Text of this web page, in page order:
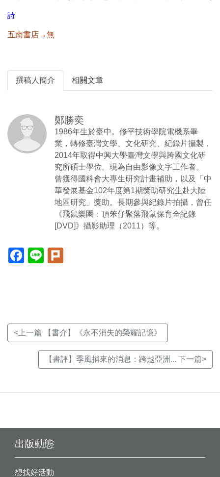
詩
五南書店→無
撰稿人簡介 相關文章
鄭勝奕
1986年生於臺中。修平技術學院電機系畢
業，轉修臺灣文學、文化研究、紀錄片攝製，
2014年取得中興大學臺灣文學與跨國文化研
究所碩士學位。現為自由影像文字工作者。
曾獲得國科會大專生研究計畫補助，以及「中
華發展基金102年度第1期獎助研究生赴大陸
地區研究」獎助。長期參與紀錄片拍攝，曾任
《飛鼠樂園：頂笨仔聚落飛鼠保育全紀錄
[DVD]》攝影助理（2011）等。
Facebook(另
開
Line(另
開
<上一篇 【書介】《永不消失的榮耀記憶》
【書評】季風捎來的消息：跨越亞洲... 下一篇>
出版動態
想找好活動